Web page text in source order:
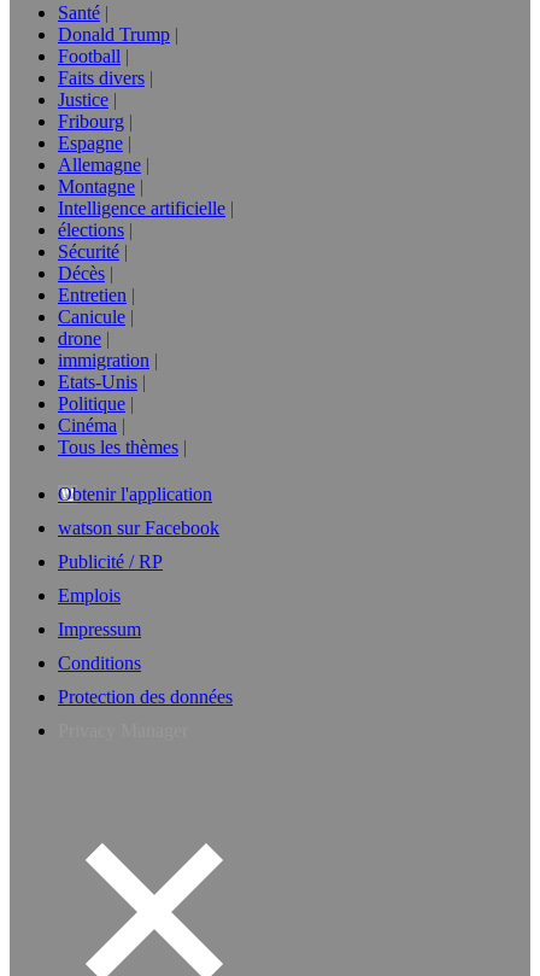
Santé
Donald Trump
Football
Faits divers
Justice
Fribourg
Espagne
Allemagne
Montagne
Intelligence artificielle
élections
Sécurité
Décès
Entretien
Canicule
drone
immigration
Etats-Unis
Politique
Cinéma
Tous les thèmes
Obtenir l'application
watson sur Facebook
Publicité / RP
Emplois
Impressum
Conditions
Protection des données